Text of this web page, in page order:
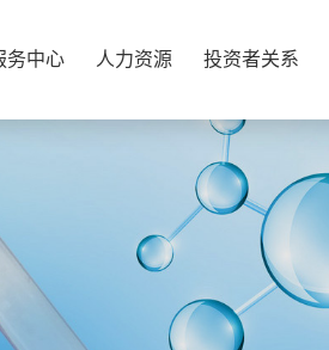
务中心 人力资源 投资者关系